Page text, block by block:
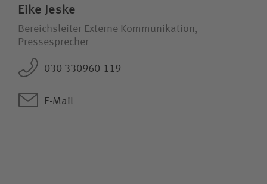
Eike Jeske
Bereichsleiter Externe Kommunikation,
Pressesprecher
030 330960-119
E-Mail